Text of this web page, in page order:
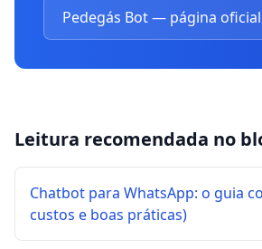
Pedegás Bot — página oficial
Leitura recomendada no
Chatbot para WhatsApp: o guia
custos e boas práticas)